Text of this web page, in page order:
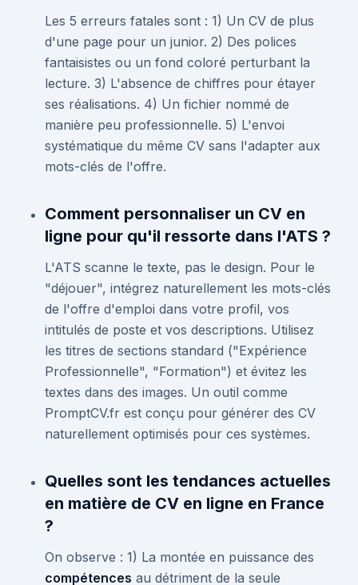
Les 5 erreurs fatales sont : 1) Un CV de plus
d'une page pour un junior. 2) Des polices
fantaisistes ou un fond coloré perturbant la
lecture. 3) L'absence de chiffres pour étayer
ses réalisations. 4) Un fichier nommé de
manière peu professionnelle. 5) L'envoi
systématique du même CV sans l'adapter aux
mots-clés de l'offre.
Comment personnaliser un CV en
ligne pour qu'il ressorte dans l'ATS ?
L'ATS scanne le texte, pas le design. Pour le
"déjouer", intégrez naturellement les mots-clés
de l'offre d'emploi dans votre profil, vos
intitulés de poste et vos descriptions. Utilisez
les titres de sections standard ("Expérience
Professionnelle", "Formation") et évitez les
textes dans des images. Un outil comme
PromptCV.fr est conçu pour générer des CV
naturellement optimisés pour ces systèmes.
Quelles sont les tendances actuelles
en matière de CV en ligne en France
?
On observe : 1) La montée en puissance des
compétences au détriment de la seule